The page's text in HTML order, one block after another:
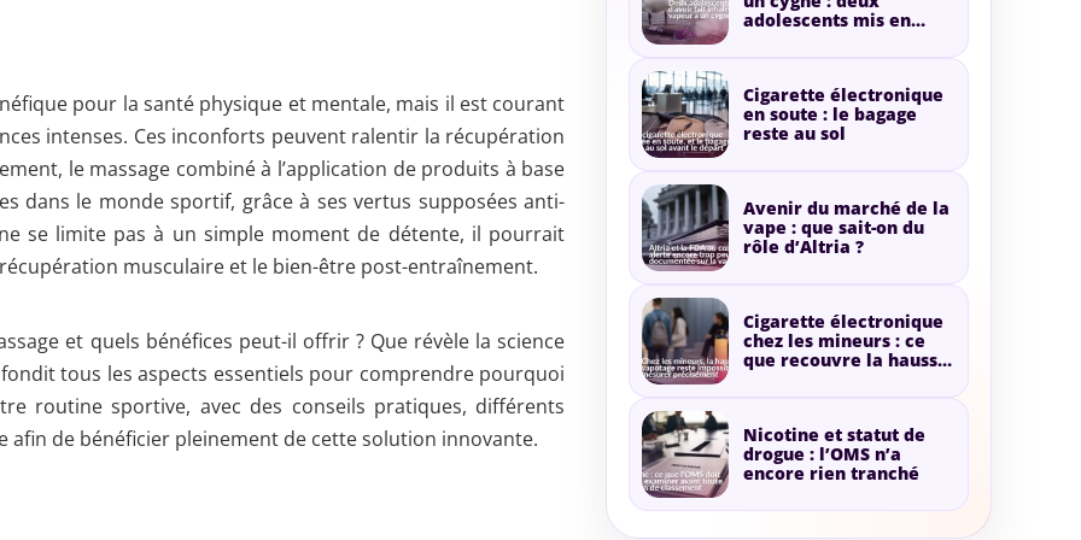
pour la santé physique et mentale, mais il est courant
intenses. Ces inconforts peuvent ralentir la récupération
le massage combiné à l’application de produits à base
dans le monde sportif, grâce à ses vertus supposées anti-
se limite pas à un simple moment de détente, il pourrait
musculaire et le bien-être post-entraînement.
et quels bénéfices peut-il offrir ? Que révèle la science
tous les aspects essentiels pour comprendre pourquoi
routine sportive, avec des conseils pratiques, différents
de bénéficier pleinement de cette solution innovante.
adolescents mis en
Cigarette électronique
en soute : le bagage
reste au sol
Avenir du marché de la
vape : que sait-on du
rôle d’Altria ?
Cigarette électronique
chez les mineurs : ce
que recouvre la hausse
Nicotine et statut de
drogue : l’OMS n’a
encore rien tranché